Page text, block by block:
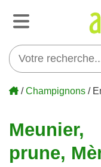
/Champignons /
prune,